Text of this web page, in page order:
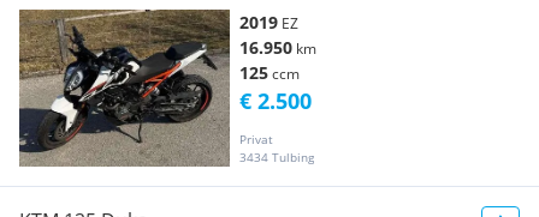
2019 EZ
16.950 km
125ccm
Privat
3434 Tulbing
€ 2.500